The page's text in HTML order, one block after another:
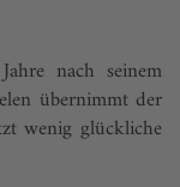
nach seinem
übernimmt der
wenig glückliche